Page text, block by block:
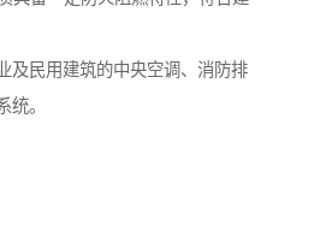
及民用建筑的中央空调、消防排
统。